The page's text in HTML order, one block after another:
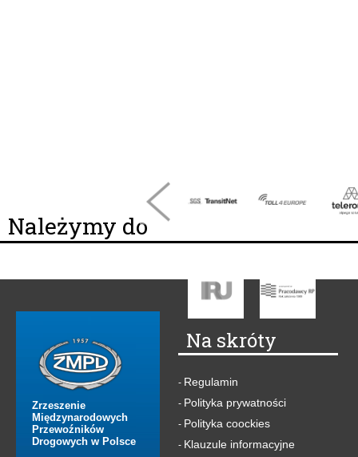
Należymy do
Zrzeszenie
Międzynarodowych
Przewoźników
Drogowych w Polsce
Na skróty
- Regulamin
- Polityka prywatności
- Polityka coockies
- Klauzule informacyjne